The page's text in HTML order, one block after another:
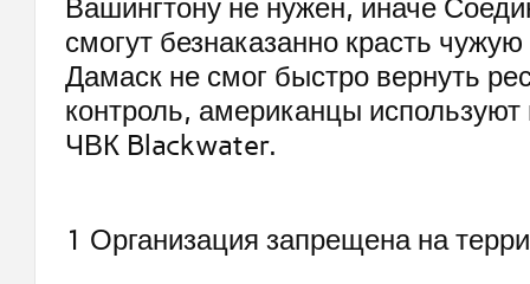
Вашингтону не нужен, иначе
смогут безнаказанно красть
Дамаск не смог быстро вернуть
контроль, американцы используют
ЧВК Blackwater.
1 Организация запрещена на